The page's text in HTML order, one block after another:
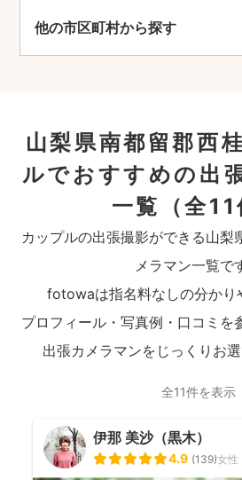
他の市区町村から探す
山梨県南都留郡西
ルでおすすめの出
一覧
（全11
カップルの出張撮影ができる山梨
メラマン一覧で
fotowaは指名料なしの分かり
プロフィール・写真例・口コミを
出張カメラマンをじっくりお選
全11件を表示
伊那 美沙（黒木）
4.9 (139)女性